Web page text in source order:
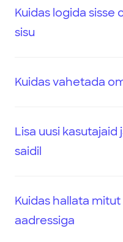
Kuidas logida sisse
sisu
Kuidas vahetada
Lisa uusi
saidil
Kuidas hallata
aadressiga